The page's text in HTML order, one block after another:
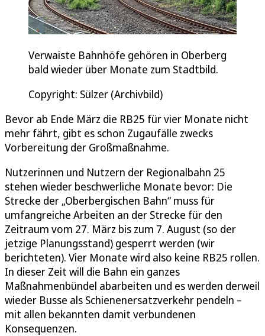
Verwaiste Bahnhöfe gehören in Oberberg
bald wieder über Monate zum Stadtbild.
Copyright: Sülzer (Archivbild)
Bevor ab Ende März die RB25 für vier Monate nicht
mehr fährt, gibt es schon Zugaufälle zwecks
Vorbereitung der Großmaßnahme.
Nutzerinnen und Nutzern der Regionalbahn 25
stehen wieder beschwerliche Monate bevor: Die
Strecke der „Oberbergischen Bahn“ muss für
umfangreiche Arbeiten an der Strecke für den
Zeitraum vom 27. März bis zum 7. August (so der
jetzige Planungsstand) gesperrt werden (wir
berichteten). Vier Monate wird also keine RB25 rollen.
In dieser Zeit will die Bahn ein ganzes
Maßnahmenbündel abarbeiten und es werden derweil
wieder Busse als Schienenersatzverkehr pendeln –
mit allen bekannten damit verbundenen
Konsequenzen.